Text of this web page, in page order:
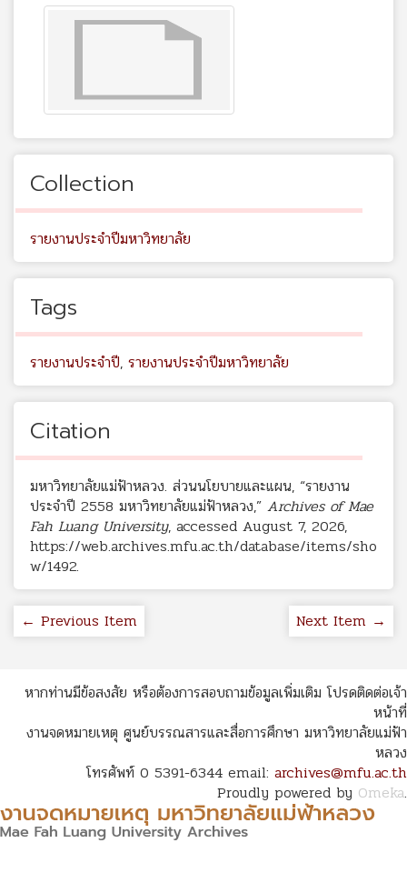
Collection
รายงานประจำปีมหาวิทยาลัย
Tags
รายงานประจำปี, รายงานประจำปีมหาวิทยาลัย
Citation
มหาวิทยาลัยแม่ฟ้าหลวง. ส่วนนโยบายและแผน, “รายงาน
ประจำปี 2558 มหาวิทยาลัยแม่ฟ้าหลวง,” Archives of Mae
Fah Luang University, accessed August 7, 2026,
https://web.archives.mfu.ac.th/database/items/sho
w/1492.
← Previous Item Next Item →
หากท่านมีข้อสงสัย หรือต้องการสอบถามข้อมูลเพิ่มเติม โปรดติดต่อเจ้า
หน้าที่
งานจดหมายเหตุ ศูนย์บรรณสารและสื่อการศึกษา มหาวิทยาลัยแม่ฟ้า
หลวง
โทรศัพท์ 0 5391-6344 email: archives@mfu.ac.th
Proudly powered by Omeka.